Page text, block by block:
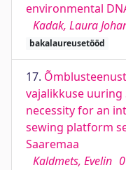
environmental
Kadak, Laura
bakalaureusetööd
17.
vajalikkuse uuring
necessity for an
sewing platform
Saaremaa
Kaldmets, Evelin